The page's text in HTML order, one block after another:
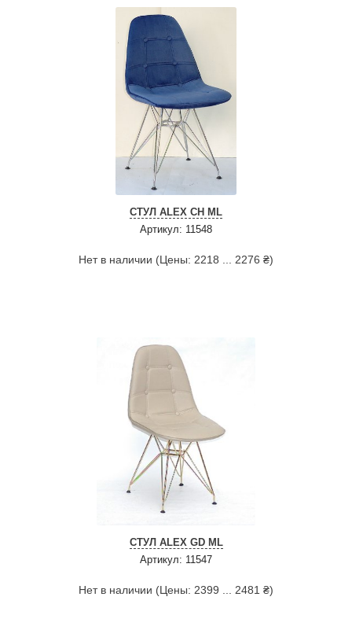
СТУЛ ALEX CH ML
Артикул: 11548
Нет в наличии (Цены: 2218 ... 2276 ₴)
СТУЛ ALEX GD ML
Артикул: 11547
Нет в наличии (Цены: 2399 ... 2481 ₴)